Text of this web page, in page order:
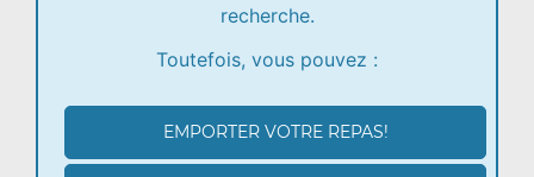
recherche.
Toutefois, vous pouvez :
EMPORTER VOTRE REPAS!